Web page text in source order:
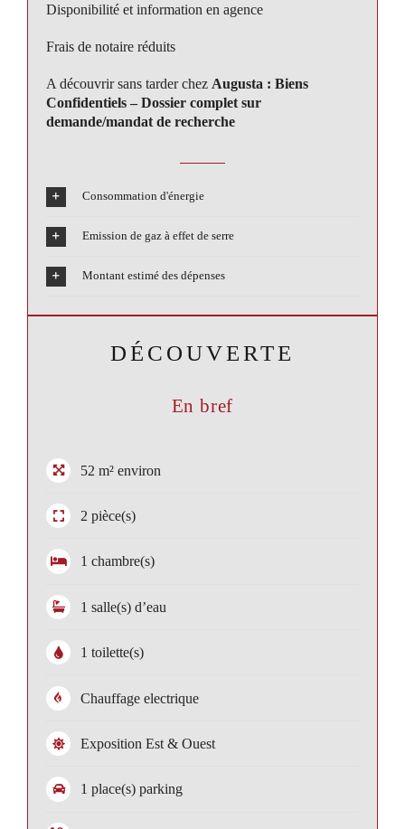
Disponibilité et information en agence
Frais de notaire réduits
A découvrir sans tarder chez Augusta : Biens
Confidentiels – Dossier complet sur
demande/mandat de recherche
Consommation d'énergie
Emission de gaz à effet de serre
Montant estimé des dépenses
DÉCOUVERTE
En bref
52 m² environ
2 pièce(s)
1 chambre(s)
1 salle(s) d’eau
1 toilette(s)
Chauffage electrique
Exposition Est & Ouest
1 place(s) parking